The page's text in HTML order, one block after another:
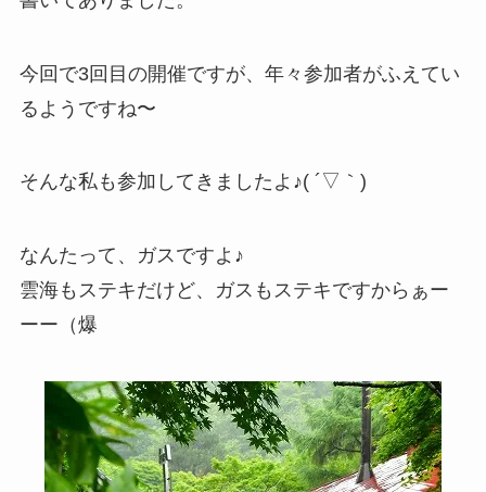
今回で3回目の開催ですが、年々参加者がふえてい
るようですね〜
そんな私も参加してきましたよ♪( ´▽｀)
なんたって、ガスですよ♪
雲海もステキだけど、ガスもステキですからぁー
ーー（爆